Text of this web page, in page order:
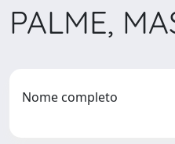
PALME,
Nome completo